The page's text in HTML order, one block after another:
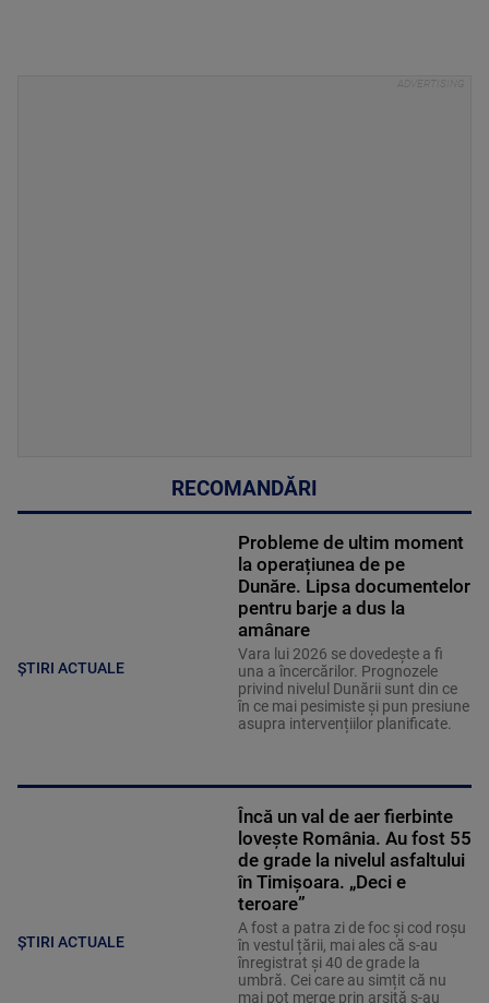
RECOMANDĂRI
ȘTIRI ACTUALE
Probleme de ultim moment
la operațiunea de pe
Dunăre. Lipsa documentelor
pentru barje a dus la
amânare
Vara lui 2026 se dovedește a fi
una a încercărilor. Prognozele
privind nivelul Dunării sunt din ce
în ce mai pesimiste și pun presiune
asupra intervențiilor planificate.
ȘTIRI ACTUALE
Încă un val de aer fierbinte
lovește România. Au fost 55
de grade la nivelul asfaltului
în Timișoara. „Deci e
teroare”
A fost a patra zi de foc și cod roșu
în vestul țării, mai ales că s-au
înregistrat și 40 de grade la
umbră. Cei care au simțit că nu
mai pot merge prin arșiță s-au